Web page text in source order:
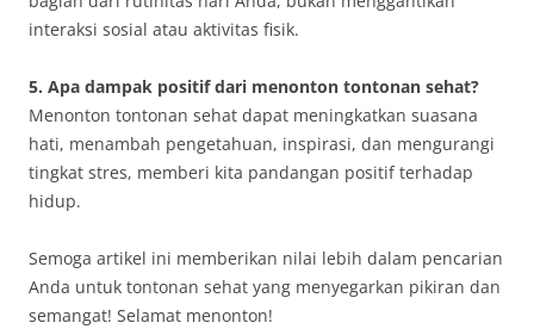
interaksi sosial atau aktivitas fisik.
5. Apa dampak positif dari menonton tontonan sehat?
Menonton tontonan sehat dapat meningkatkan suasana
hati, menambah pengetahuan, inspirasi, dan mengurangi
tingkat stres, memberi kita pandangan positif terhadap
hidup.
Semoga artikel ini memberikan nilai lebih dalam pencarian
Anda untuk tontonan sehat yang menyegarkan pikiran dan
semangat! Selamat menonton!